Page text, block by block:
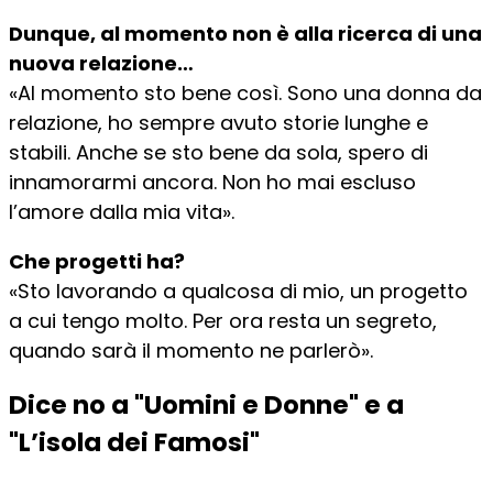
Dunque, al momento non è alla ricerca di una
nuova relazione…
«Al momento sto bene così. Sono una donna da
relazione, ho sempre avuto storie lunghe e
stabili. Anche se sto bene da sola, spero di
innamorarmi ancora. Non ho mai escluso
l’amore dalla mia vita».
Che progetti ha?
«Sto lavorando a qualcosa di mio, un progetto
a cui tengo molto. Per ora resta un segreto,
quando sarà il momento ne parlerò».
Dice no a "Uomini e Donne" e a
"L’isola dei Famosi"